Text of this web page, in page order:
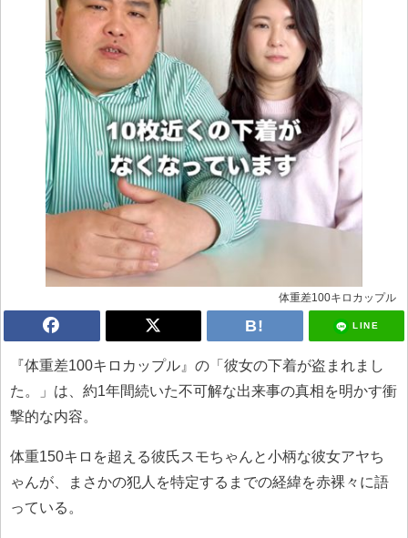
体重差100キロカップル
LINE
『体重差100キロカップル』の「彼女の下着が盗まれまし
た。」は、約1年間続いた不可解な出来事の真相を明かす衝
撃的な内容。
体重150キロを超える彼氏スモちゃんと小柄な彼女アヤち
ゃんが、まさかの犯人を特定するまでの経緯を赤裸々に語
っている。